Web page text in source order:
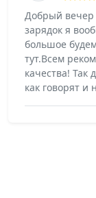
Добрый вечер
зарядок я
большое
тут.Всем
качества!
как говорят